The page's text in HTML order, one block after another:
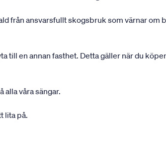
från ansvarsfullt skogsbruk som värnar om
till en annan fasthet. Detta gäller när du
våra sängar.
lita på.